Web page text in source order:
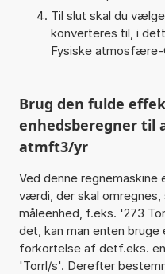
Til slut skal du
konverteres til, i
Fysiske
Brug den fulde
enhedsberegner til
atmft3/yr
Ved denne
værdi, der skal omregnes,
måleenhed, f.eks. '273
det, kan man enten bruge
forkortelse af detf.eks.
'Torrl/s'. Derefter